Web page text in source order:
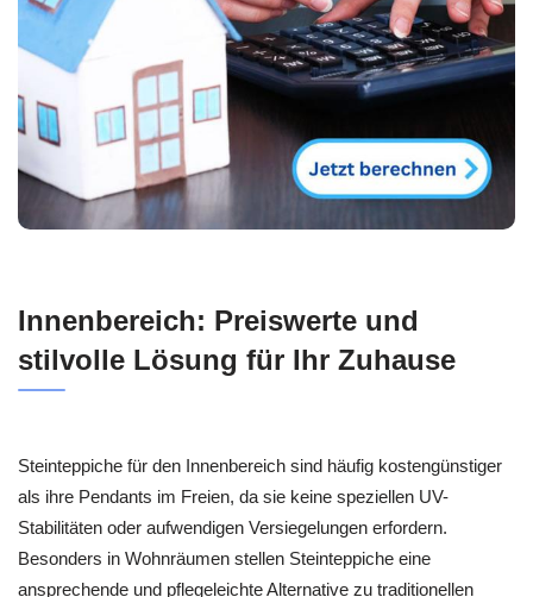
Innenbereich: Preiswerte und
stilvolle Lösung für Ihr Zuhause
Steinteppiche für den Innenbereich sind häufig kostengünstiger
als ihre Pendants im Freien, da sie keine speziellen UV-
Stabilitäten oder aufwendigen Versiegelungen erfordern.
Besonders in Wohnräumen stellen Steinteppiche eine
ansprechende und pflegeleichte Alternative zu traditionellen